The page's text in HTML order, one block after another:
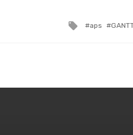
Tagged
aps